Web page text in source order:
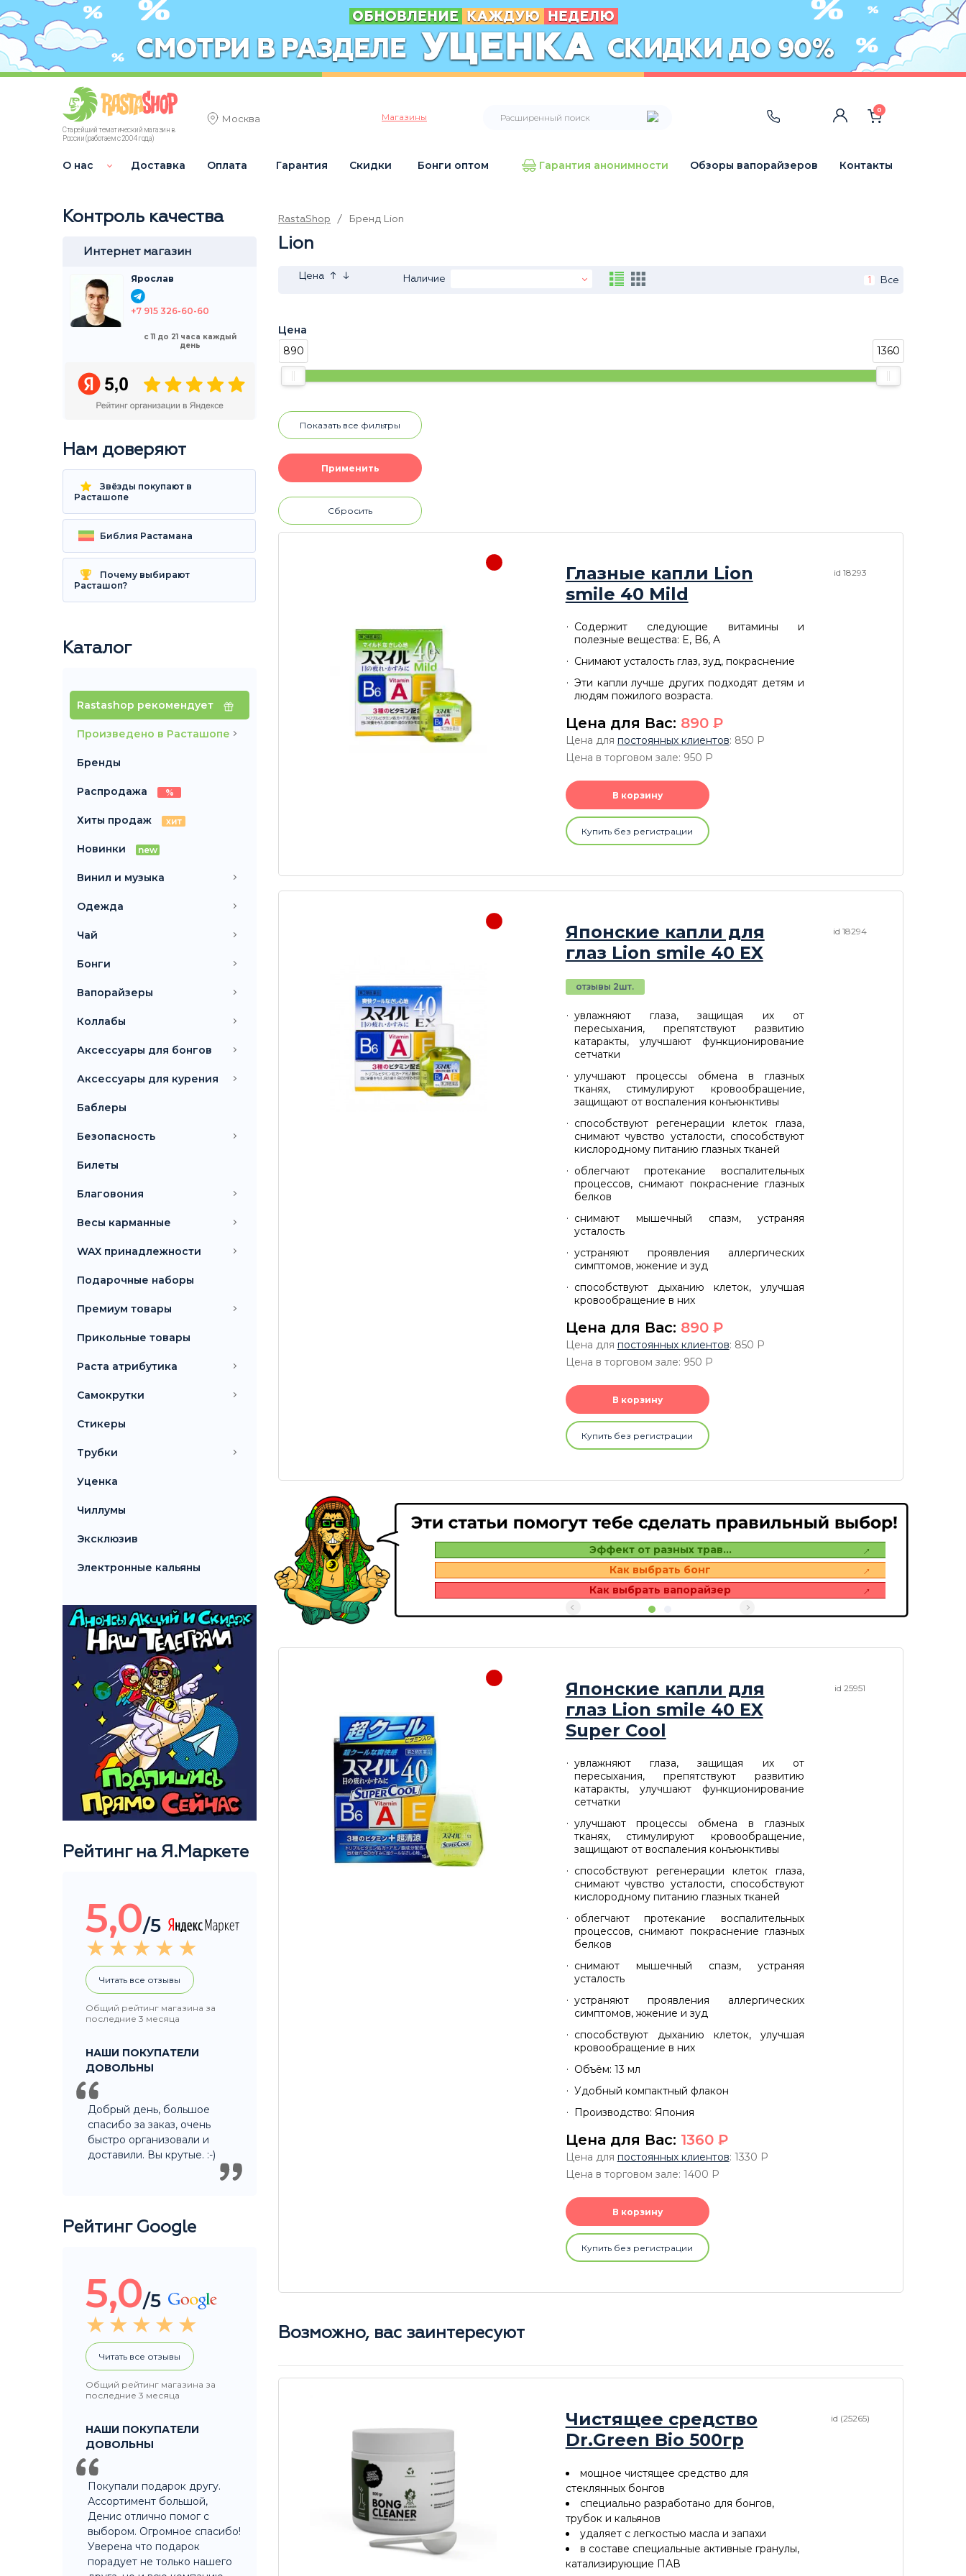
Старейший тематический магазин в
России (работаем с 2004 года)
Москва Магазины
0
О нас Доставка Оплата Гарантия Скидки Бонги оптом Гарантия анонимности Обзоры вапорайзеров Контакты
Контроль качества
Интернет магазин
Ярослав
+7 915 326-60-60
с 11 до 21 часа каждый
день
Нам доверяют
Звёзды покупают в
Расташопе
Библия Растамана
Почему выбирают
Расташоп?
Каталог
Rastashop рекомендует
Произведено в Расташопе
Бренды
Распродажа %
Хиты продаж хит
Новинки new
Винил и музыка
Одежда
Чай
Бонги
Вапорайзеры
Коллабы
Аксессуары для бонгов
Аксессуары для курения
Баблеры
Безопасность
Билеты
Благовония
Весы карманные
WAX принадлежности
Подарочные наборы
Премиум товары
Прикольные товары
Раста атрибутика
Самокрутки
Стикеры
Трубки
Уценка
Чиллумы
Эксклюзив
Электронные кальяны
Рейтинг на Я.Маркете
5,0/5
Читать все отзывы
Общий рейтинг магазина за
последние 3 месяца
НАШИ ПОКУПАТЕЛИ
ДОВОЛЬНЫ
Добрый день, большое
спасибо за заказ, очень
быстро организовали и
доставили. Вы крутые. :-)
Рейтинг Google
5,0/5
Читать все отзывы
Общий рейтинг магазина за
последние 3 месяца
НАШИ ПОКУПАТЕЛИ
ДОВОЛЬНЫ
Покупали подарок другу.
Ассортимент большой,
Денис отлично помог с
выбором. Огромное спасибо!
Уверена что подарок
порадует не только нашего
RastaShop / Бренд Lion
Lion
Цена ↑ ↓ Наличие 1 Все
Цена
890
1360
Показать все фильтры
Сбросить
id 18293
Глазные капли Lion
smile 40 Mild
Содержит следующие витамины и
полезные вещества: E, B6, A
Снимают усталость глаз, зуд, покраснение
Эти капли лучше других подходят детям и
людям пожилого возраста.
Цена для Вас: 890 P
Цена для постоянных клиентов: 850 P
Цена в торговом зале: 950 P
В корзину
Купить без регистрации
id 18294
Японские капли для
глаз Lion smile 40 EX
отзывы 2шт.
увлажняют глаза, защищая их от
пересыхания, препятствуют развитию
катаракты, улучшают функционирование
сетчатки
улучшают процессы обмена в глазных
тканях, стимулируют кровообращение,
защищают от воспаления конъюнктивы
способствуют регенерации клеток глаза,
снимают чувство усталости, способствуют
кислородному питанию глазных тканей
облегчают протекание воспалительных
процессов, снимают покраснение глазных
белков
снимают мышечный спазм, устраняя
усталость
устраняют проявления аллергических
симптомов, жжение и зуд
способствуют дыханию клеток, улучшая
кровообращение в них
Цена для Вас: 890 P
Цена для постоянных клиентов: 850 P
Цена в торговом зале: 950 P
В корзину
Купить без регистрации
Топ 10 бонгов
Эффект от разных трав…
Как выбрать бонг
Как выбрать вапорайзер
id 25951
Японские капли для
глаз Lion smile 40 EX
Super Cool
увлажняют глаза, защищая их от
пересыхания, препятствуют развитию
катаракты, улучшают функционирование
сетчатки
улучшают процессы обмена в глазных
тканях, стимулируют кровообращение,
защищают от воспаления конъюнктивы
способствуют регенерации клеток глаза,
снимают чувство усталости, способствуют
кислородному питанию глазных тканей
облегчают протекание воспалительных
процессов, снимают покраснение глазных
белков
снимают мышечный спазм, устраняя
усталость
устраняют проявления аллергических
симптомов, жжение и зуд
способствуют дыханию клеток, улучшая
кровообращение в них
Объём: 13 мл
Удобный компактный флакон
Производство: Япония
Цена для Вас: 1360 P
Цена для постоянных клиентов: 1330 P
Цена в торговом зале: 1400 P
В корзину
Купить без регистрации
Возможно, вас заинтересуют
id (25265)
Чистящее средство
Dr.Green Bio 500гр
мощное чистящее средство для
стеклянных бонгов
специально разработано для бонгов,
трубок и кальянов
удаляет с легкостью масла и запахи
в составе специальные активные гранулы,
катализирующие ПАВ